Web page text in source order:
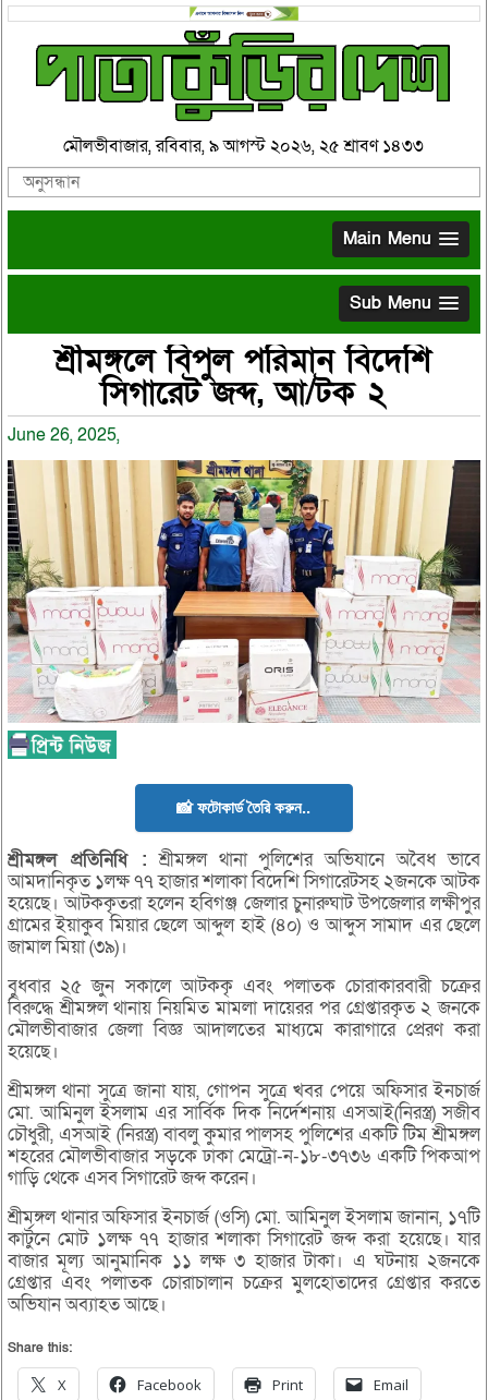
মৌলভীবাজার, রবিবার, ৯ আগস্ট ২০২৬, ২৫ শ্রাবণ ১৪৩৩
Main Menu
Sub Menu
শ্রীমঙ্গলে বিপুল পরিমান বিদেশি
সিগারেট জব্দ, আ/টক ২
June 26, 2025,
📸 ফটোকার্ড তৈরি করুন..
শ্রীমঙ্গল প্রতিনিধি : শ্রীমঙ্গল থানা পুলিশের অভিযানে অবৈধ ভাবে
আমদানিকৃত ১লক্ষ ৭৭ হাজার শলাকা বিদেশি সিগারেটসহ ২জনকে আটক
হয়েছে। আটককৃতরা হলেন হবিগঞ্জ জেলার চুনারুঘাট উপজেলার লক্ষীপুর
গ্রামের ইয়াকুব মিয়ার ছেলে আব্দুল হাই (৪০) ও আব্দুস সামাদ এর ছেলে
জামাল মিয়া (৩৯)।
বুধবার ২৫ জুন সকালে আটককৃ এবং পলাতক চোরাকারবারী চক্রের
বিরুদ্ধে শ্রীমঙ্গল থানায় নিয়মিত মামলা দায়েরর পর গ্রেপ্তারকৃত ২ জনকে
মৌলভীবাজার জেলা বিজ্ঞ আদালতের মাধ্যমে কারাগারে প্রেরণ করা
হয়েছে।
শ্রীমঙ্গল থানা সুত্রে জানা যায়, গোপন সুত্রে খবর পেয়ে অফিসার ইনচার্জ
মো. আমিনুল ইসলাম এর সার্বিক দিক নির্দেশনায় এসআই(নিরস্ত্র) সজীব
চৌধুরী, এসআই (নিরস্ত্র) বাবলু কুমার পালসহ পুলিশের একটি টিম শ্রীমঙ্গল
শহরের মৌলভীবাজার সড়কে ঢাকা মেট্রো-ন-১৮-৩৭৩৬ একটি পিকআপ
গাড়ি থেকে এসব সিগারেট জব্দ করেন।
শ্রীমঙ্গল থানার অফিসার ইনচার্জ (ওসি) মো. আমিনুল ইসলাম জানান, ১৭টি
কার্টুনে মোট ১লক্ষ ৭৭ হাজার শলাকা সিগারেট জব্দ করা হয়েছে। যার
বাজার মূল্য আনুমানিক ১১ লক্ষ ৩ হাজার টাকা। এ ঘটনায় ২জনকে
গ্রেপ্তার এবং পলাতক চোরাচালান চক্রের মুলহোতাদের গ্রেপ্তার করতে
অভিযান অব্যাহত আছে।
Share this:
X Facebook Print Email